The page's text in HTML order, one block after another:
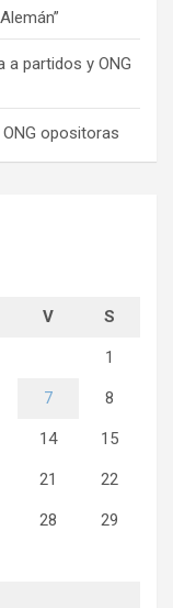
a partidos y ONG
opositoras
V S
1
7 8
14 15
21 22
28 29